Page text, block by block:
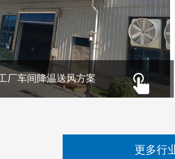
厂车间降温送风方案
更多行